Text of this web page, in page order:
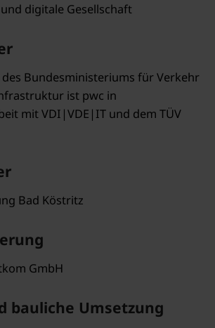
digitale Gesellschaft
Bundesministeriums für Verkehr
ist pwc in
mit VDI|VDE|IT und dem TÜV
Bad Köstritz
GmbH
bauliche Umsetzung